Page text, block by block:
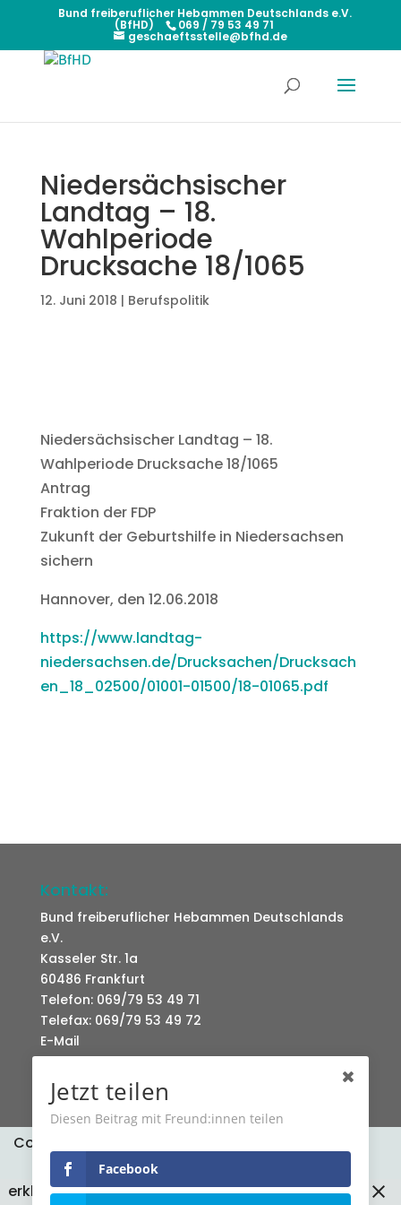
Bund freiberuflicher Hebammen Deutschlands e.V.
(BfHD) 069 / 79 53 49 71
geschaeftsstelle@bfhd.de
Niedersächsischer
Landtag – 18.
Wahlperiode
Drucksache 18/1065
12. Juni 2018 | Berufspolitik
Niedersächsischer Landtag – 18.
Wahlperiode Drucksache 18/1065
Antrag
Fraktion der FDP
Zukunft der Geburtshilfe in Niedersachsen
sichern
Hannover, den 12.06.2018
https://www.landtag-
niedersachsen.de/Drucksachen/Drucksach
en_18_02500/01001-01500/18-01065.pdf
Kontakt:
Bund freiberuflicher Hebammen Deutschlands
e.V.
Kasseler Str. 1a
60486 Frankfurt
Telefon: 069/79 53 49 71
Telefax: 069/79 53 49 72
E-Mail
Datenschutz Kontakt
Jetzt teilen
Diesen Beitrag mit Freund:innen teilen
Facebook
Cookies erleichtern die Bereitstellung unserer
Dienste. Mit der Nutzung unserer Dienste
erklären Sie sich damit einverstanden, dass wir